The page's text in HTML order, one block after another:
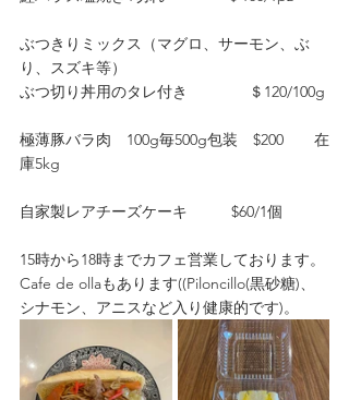
ぶつきりミックス（マグロ、サーモン、ぶ
り、スズキ等）
ぶつ切り丼用のタレ付き　　　　＄120/100g
極薄豚バラ肉　100g毎500g包装　$200　　在
庫5kg
自家製レアチーズケーキ          $60/1個
15時から18時までカフェ営業しております。
Cafe de ollaもあります((Piloncillo(黒砂糖)、
シナモン、アニスなど入り健康的です)。